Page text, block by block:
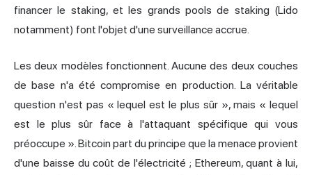
financer le staking, et les grands pools de staking (Lido
notamment) font l'objet d'une surveillance accrue.
Les deux modèles fonctionnent. Aucune des deux couches
de base n'a été compromise en production. La véritable
question n'est pas « lequel est le plus sûr », mais « lequel
est le plus sûr face à l'attaquant spécifique qui vous
préoccupe ». Bitcoin part du principe que la menace provient
d'une baisse du coût de l'électricité ; Ethereum, quant à lui,